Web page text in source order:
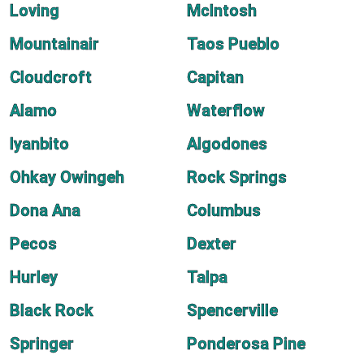
Loving
McIntosh
Mountainair
Taos Pueblo
Cloudcroft
Capitan
Alamo
Waterflow
Iyanbito
Algodones
Ohkay Owingeh
Rock Springs
Dona Ana
Columbus
Pecos
Dexter
Hurley
Talpa
Black Rock
Spencerville
Springer
Ponderosa Pine